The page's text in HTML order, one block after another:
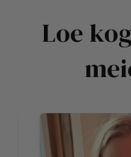
Loe